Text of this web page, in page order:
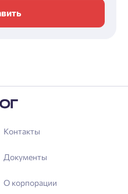
Контакты
Документы
О корпорации